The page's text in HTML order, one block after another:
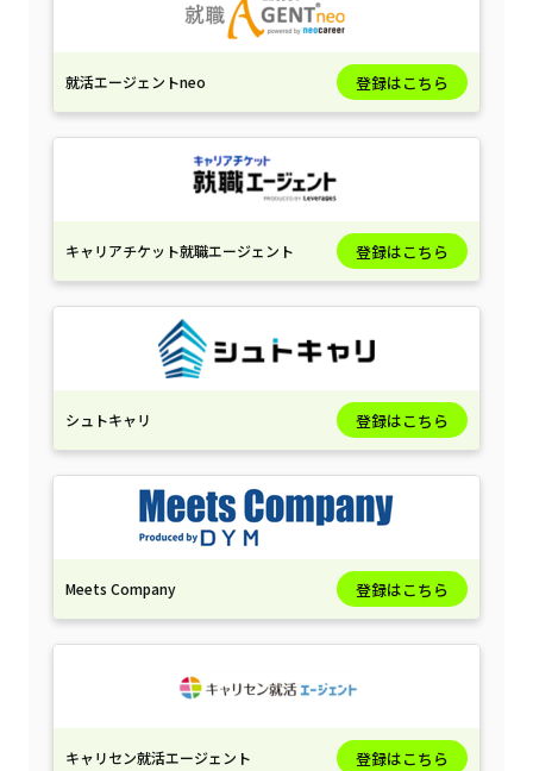
就活エージェントneo 登録はこちら
キャリアチケット就職エージェント 登録はこちら
シュトキャリ 登録はこちら
Meets Company 登録はこちら
キャリセン就活エージェント 登録はこちら